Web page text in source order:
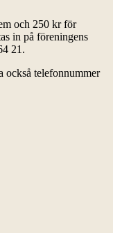
och 250 kr för
in på föreningens
21.
också telefonnummer